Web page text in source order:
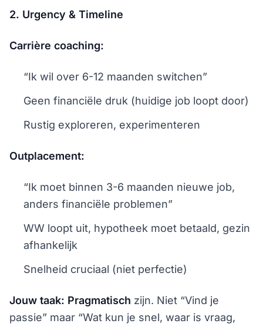
2. Urgency & Timeline
Carrière coaching:
“Ik wil over 6-12 maanden switchen”
Geen financiële druk (huidige job loopt door)
Rustig exploreren, experimenteren
Outplacement:
“Ik moet binnen 3-6 maanden nieuwe job,
anders financiële problemen”
WW loopt uit, hypotheek moet betaald, gezin
afhankelijk
Snelheid cruciaal (niet perfectie)
Jouw taak: Pragmatisch zijn. Niet “Vind je
passie” maar “Wat kun je snel, waar is vraag,